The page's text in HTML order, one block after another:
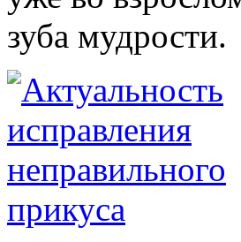
зуба мудрости.